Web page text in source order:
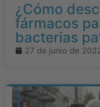
¿Cómo
fármacos
bacterias
27 de junio de